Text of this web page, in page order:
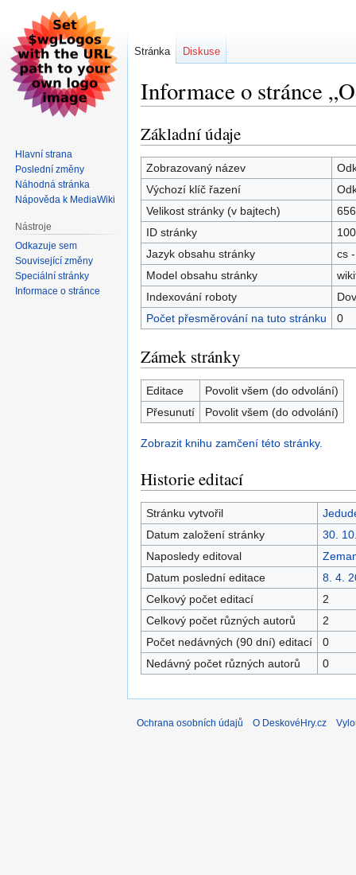
Informace o stránce
Skočit
na
navigaci
Skočit
na
vyhledávání
Základní údaje
Zobrazovaný název
Výchozí klíč řazení
Velikost stránky (v bajtech)
656
ID stránky
Jazyk obsahu stránky
cs
Model obsahu stránky
Indexování roboty
Počet přesměrování na tuto stránku
0
Zámek stránky
Editace
Povolit všem (do odvolání)
Přesunutí
Povolit všem (do odvolání)
Zobrazit knihu zamčení této stránky.
Historie editací
Stránku vytvořil
Datum založení stránky
30.
Naposledy editoval
Datum poslední editace
8. 4.
Celkový počet editací
2
Celkový počet různých autorů
2
Počet nedávných (90 dní) editací
0
Nedávný počet různých autorů
0
Stránka Diskuse
Hlavní strana
Poslední změny
Náhodná stránka
Nápověda k MediaWiki
Nástroje
Odkazuje sem
Související změny
Speciální stránky
Informace o stránce
Ochrana osobních údajů O DeskovéHry.cz